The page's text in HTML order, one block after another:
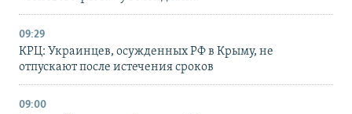
09:29
КРЦ: Украинцев, осужденных РФ в Крыму, не
отпускают после истечения сроков
09:00